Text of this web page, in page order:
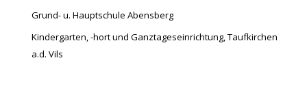
Grund- u. Hauptschule Abensberg
Kindergarten, -hort und Ganztageseinrichtung, Taufkirchen
a.d. Vils